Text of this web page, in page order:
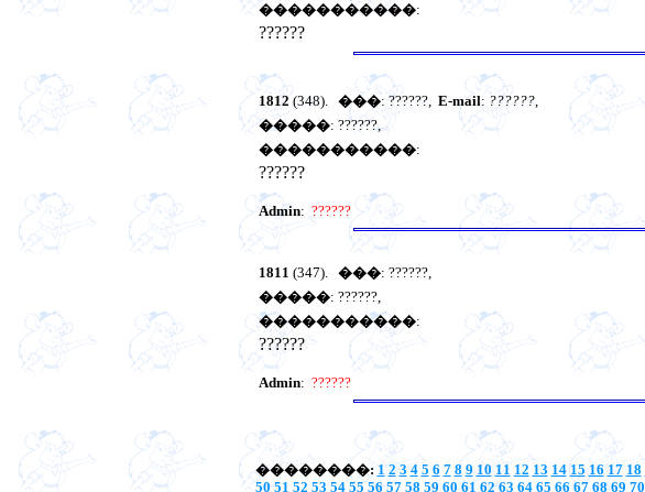
�����������:
??????
1812(348). ���: ??????, E-mail: ??????,
�����: ??????,
�����������:
??????
Admin: ??????
1811 (347). ���: ??????,
�����: ??????,
�����������:
??????
Admin: ??????
��������: 1 2 3 4 5 6 7 8 9 10 11 12 13 14 15 16 17 18
50 51 52 53 54 55 56 57 58 59 60 61 62 63 64 65 66 67 68 69 70